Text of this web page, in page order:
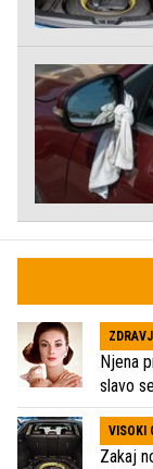
Njena
slavo
VISOKI
Zakaj